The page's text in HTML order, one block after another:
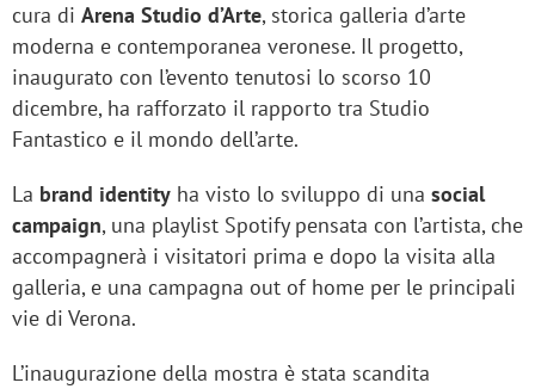
cura di Arena Studio d’Arte, storica galleria d’arte
moderna e contemporanea veronese. Il progetto,
inaugurato con l’evento tenutosi lo scorso 10
dicembre, ha rafforzato il rapporto tra Studio
Fantastico e il mondo dell’arte.
La brand identity ha visto lo sviluppo di una social
campaign, una playlist Spotify pensata con l’artista, che
accompagnerà i visitatori prima e dopo la visita alla
galleria, e una campagna out of home per le principali
vie di Verona.
L’inaugurazione della mostra è stata scandita